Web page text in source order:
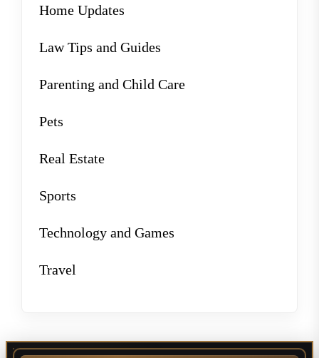
Home Updates
Law Tips and Guides
Parenting and Child Care
Pets
Real Estate
Sports
Technology and Games
Travel